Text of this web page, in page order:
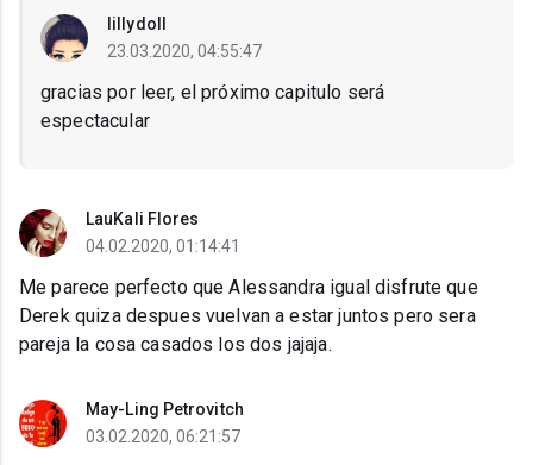
lillydoll
23.03.2020, 04:55:47
gracias por leer, el próximo capitulo será
espectacular
LauKali Flores
04.02.2020, 01:14:41
Me parece perfecto que Alessandra igual disfrute que
Derek quiza despues vuelvan a estar juntos pero sera
pareja la cosa casados los dos jajaja.
May-Ling Petrovitch
03.02.2020, 06:21:57